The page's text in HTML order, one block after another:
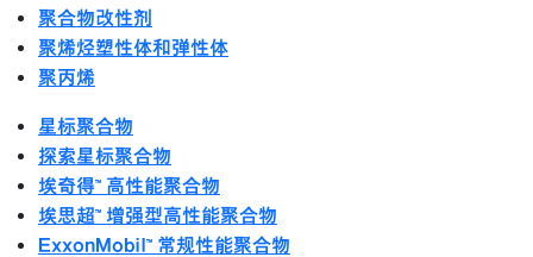
聚合物改性剂
聚烯烃塑性体和弹性体
聚丙烯
星标聚合物
探索星标聚合物
埃奇得™ 高性能聚合物
埃思超™ 增强型高性能聚合物
ExxonMobil™ 常规性能聚合物